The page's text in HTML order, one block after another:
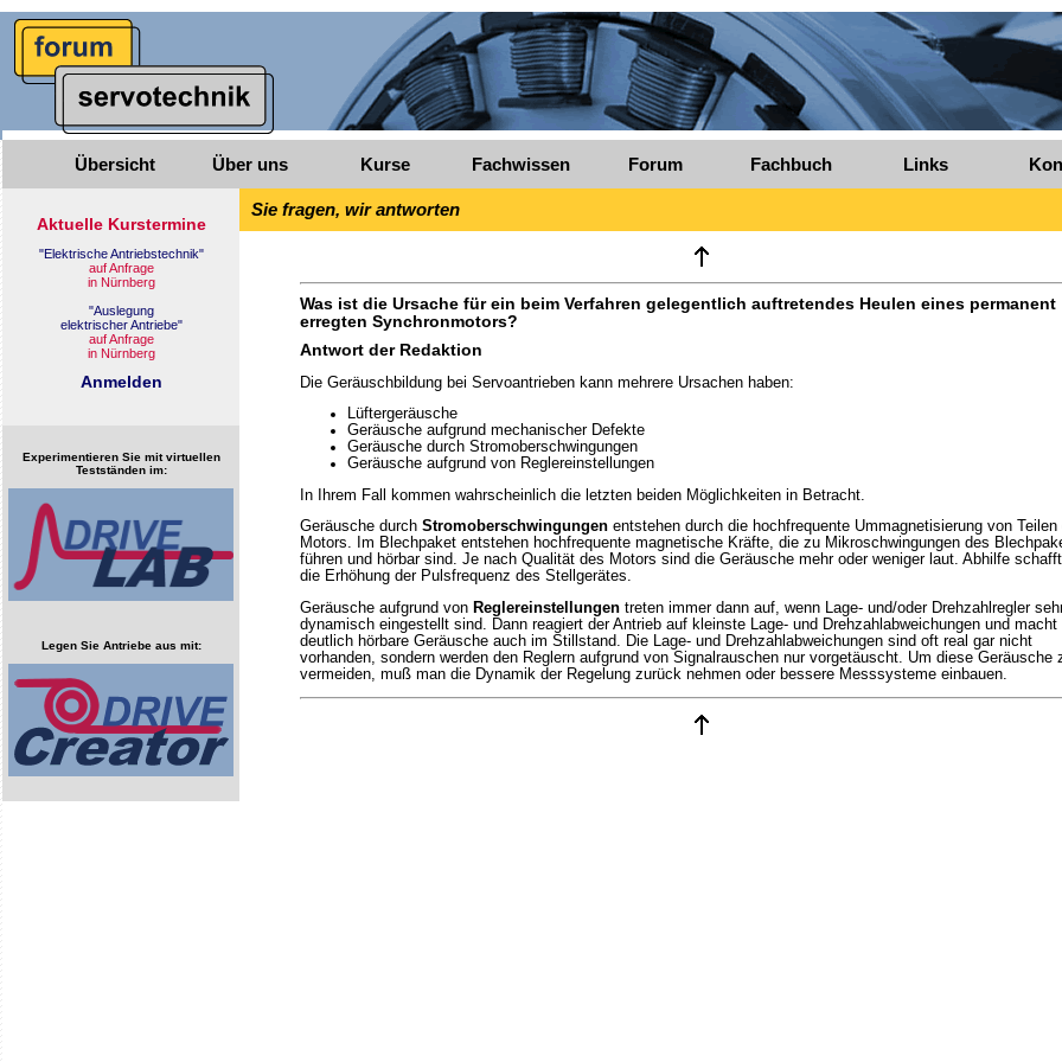
Übersicht Über uns Kurse Fachwissen Forum Fachbuch Links
Experimentieren Sie mit virtuellen
Testständen im:
Legen Sie Antriebe aus mit:
Sie fragen, wir antworten
Was ist die Ursache für ein beim Verfahren gelegentlich auftretendes Heulen eines permanent
erregten Synchronmotors?
Antwort der Redaktion
Die Geräuschbildung bei Servoantrieben kann mehrere Ursachen haben:
Lüftergeräusche
Geräusche aufgrund mechanischer Defekte
Geräusche durch Stromoberschwingungen
Geräusche aufgrund von Reglereinstellungen
In Ihrem Fall kommen wahrscheinlich die letzten beiden Möglichkeiten in Betracht.
Geräusche durch Stromoberschwingungen entstehen durch die hochfrequente Ummagnetisierung von Teilen
Motors. Im Blechpaket entstehen hochfrequente magnetische Kräfte, die zu Mikroschwingungen des
führen und hörbar sind. Je nach Qualität des Motors sind die Geräusche mehr oder weniger laut. Abhilfe
die Erhöhung der Pulsfrequenz des Stellgerätes.
Geräusche aufgrund von Reglereinstellungen treten immer dann auf, wenn Lage- und/oder Drehzahlregler
dynamisch eingestellt sind. Dann reagiert der Antrieb auf kleinste Lage- und Drehzahlabweichungen und macht
deutlich hörbare Geräusche auch im Stillstand. Die Lage- und Drehzahlabweichungen sind oft real gar nicht
vorhanden, sondern werden den Reglern aufgrund von Signalrauschen nur vorgetäuscht. Um diese Geräusche
vermeiden, muß man die Dynamik der Regelung zurück nehmen oder bessere Messsysteme einbauen.